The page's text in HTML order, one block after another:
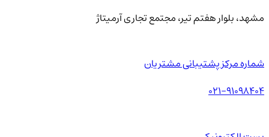
مشهد، بلوار هفتم تیر، مجتمع تجاری آرمیتاژ
شماره مرکز پشتیبانی مشتریان
021-91098404